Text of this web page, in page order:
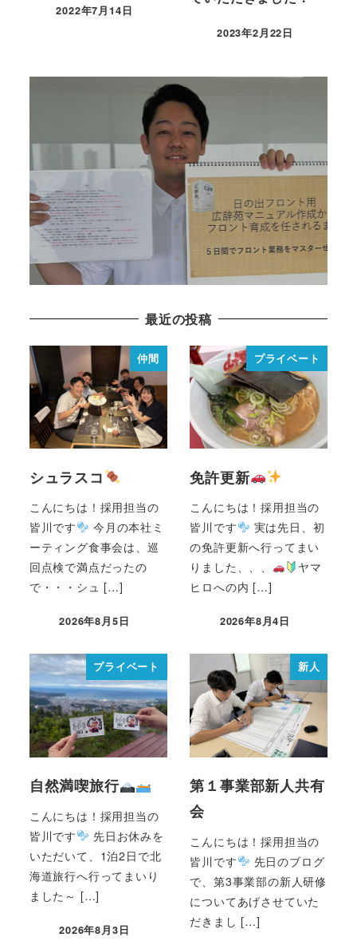
2022年7月14日
2023年2月22日
育成面談を実施していま
2024年8月7日
READ MORE
最近の投稿
仲間
シュラスコ
こんにちは！採用担当の
皆川です
今月の本社ミ
ーティング食事会は、巡
回点検で満点だったの
で・・・シュ […]
2026年8月5日
プライベート
免許更新
こんにちは！採用担当の
皆川です
実は先日、初
の免許更新へ行ってまい
りました、、、
ヤマ
ヒロへの内 […]
2026年8月4日
プライベート
自然満喫旅行
こんにちは！採用担当の
皆川です
先日お休みを
いただいて、1泊2日で北
海道旅行へ行ってまいり
ました～ […]
2026年8月3日
新人
第１事業部新人共有
会
こんにちは！採用担当の
皆川です
先日のブログ
で、第3事業部の新人研修
についてあげさせていた
だきまし […]